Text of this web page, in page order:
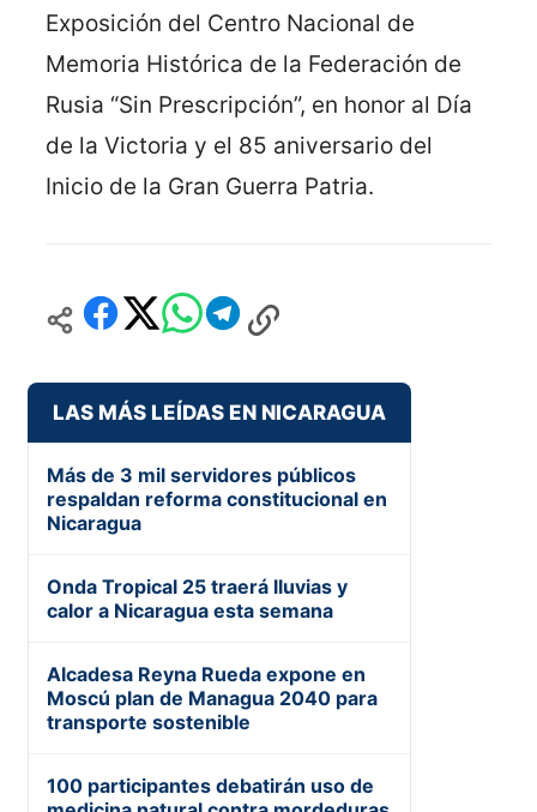
Exposición del Centro Nacional de
Memoria Histórica de la Federación de
Rusia “Sin Prescripción”, en honor al Día
de la Victoria y el 85 aniversario del
Inicio de la Gran Guerra Patria.
LAS MÁS LEÍDAS EN NICARAGUA
Más de 3 mil servidores públicos
respaldan reforma constitucional en
Nicaragua
Onda Tropical 25 traerá lluvias y
calor a Nicaragua esta semana
Alcadesa Reyna Rueda expone en
Moscú plan de Managua 2040 para
transporte sostenible
100 participantes debatirán uso de